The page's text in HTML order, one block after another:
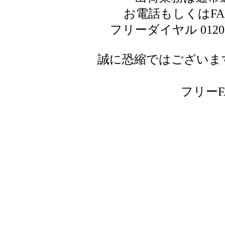
お電話もしくは
フリーダイヤル
誠に恐縮ではござい
フリー